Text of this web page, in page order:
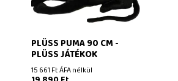
PLÜSS PUMA 90 CM -
PLÜSS JÁTÉKOK
15 661 Ft ÁFA nélkül